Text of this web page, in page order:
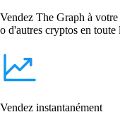
Vendez The Graph à
o d'autres cryptos en toute
Vendez instantanément